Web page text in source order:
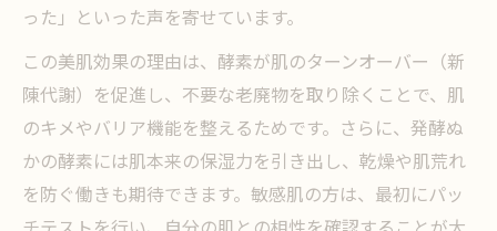
ぬかの発酵過程で栄養価が高まる理由とは
酵素の働きでぬか漬けの味がどう変化する
か
発酵ぬかの酵素が香りと風味を引き立てる
ぬか床の発酵トラブルと酵素の関係性
健康と美容を支えるぬか酵素の役割
った」といった声を寄せています。
この美肌効果の理由は、酵素が肌のターンオーバー（新
陳代謝）を促進し、不要な老廃物を取り除くことで、肌
のキメやバリア機能を整えるためです。さらに、発酵ぬ
かの酵素には肌本来の保湿力を引き出し、乾燥や肌荒れ
を防ぐ働きも期待できます。敏感肌の方は、最初にパッ